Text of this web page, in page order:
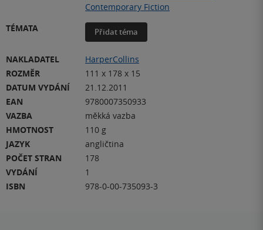
Contemporary Fiction
TÉMATA
Přidat téma
NAKLADATEL
HarperCollins
ROZMĚR
111 x 178 x 15
DATUM VYDÁNÍ
21.12.2011
EAN
9780007350933
VAZBA
měkká vazba
HMOTNOST
110 g
JAZYK
angličtina
POČET STRAN
178
VYDÁNÍ
1
ISBN
978-0-00-735093-3